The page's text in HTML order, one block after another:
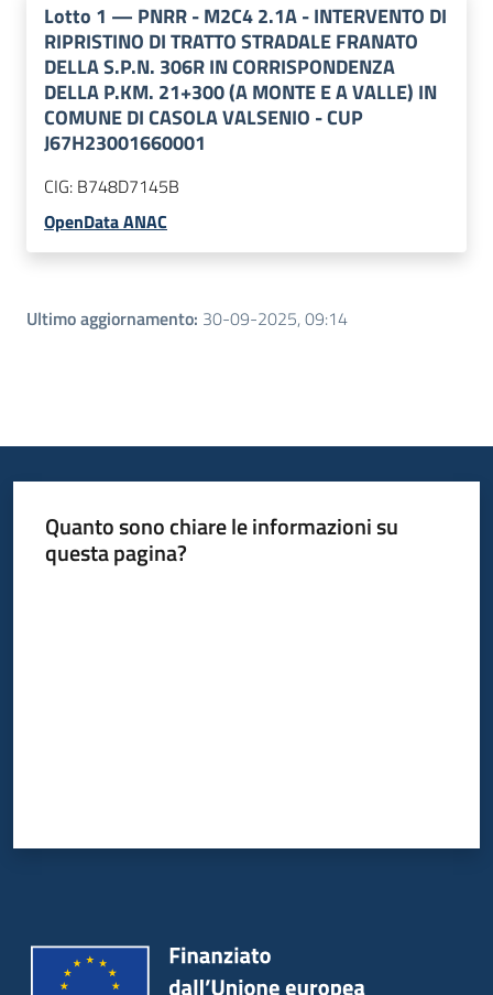
Lotto 1 — PNRR - M2C4 2.1A - INTERVENTO DI
RIPRISTINO DI TRATTO STRADALE FRANATO
DELLA S.P.N. 306R IN CORRISPONDENZA
DELLA P.KM. 21+300 (A MONTE E A VALLE) IN
COMUNE DI CASOLA VALSENIO - CUP
J67H23001660001
CIG: B748D7145B
OpenData ANAC
Ultimo aggiornamento: 30-09-2025, 09:14
Quanto sono chiare le informazioni su
questa pagina?